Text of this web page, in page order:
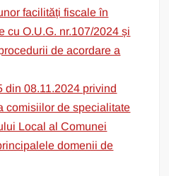
facilități fiscale în
cu O.U.G. nr.107/2024 și
de acordare a
din 08.11.2024 privind
comisiilor de specialitate
Local al Comunei
domenii de